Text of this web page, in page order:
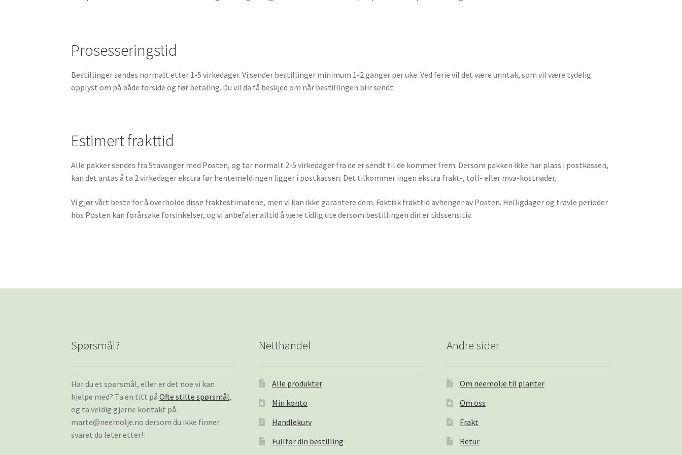
Prosesseringstid
Bestillinger sendes normalt etter 1-5 virkedager. Vi sender bestillinger minimum 1-2 ganger per uke. Ved ferie vil det være unntak, som vil være tydelig
opplyst om på både forside og før betaling. Du vil da få beskjed om når bestillingen blir sendt.
Estimert frakttid
Alle pakker sendes fra Stavanger med Posten, og tar normalt 2-5 virkedager fra de er sendt til de kommer frem. Dersom pakken ikke har plass i postkassen,
kan det antas å ta 2 virkedager ekstra før hentemeldingen ligger i postkassen. Det tilkommer ingen ekstra frakt-, toll- eller mva-kostnader.
Vi gjør vårt beste for å overholde disse fraktestimatene, men vi kan ikke garantere dem. Faktisk frakttid avhenger av Posten. Helligdager og travle perioder
hos Posten kan forårsake forsinkelser, og vi anbefaler alltid å være tidlig ute dersom bestillingen din er tidssensitiv.
Spørsmål?
Har du et spørsmål, eller er det noe vi kan
hjelpe med? Ta en titt påOfte stilte spørsmål,
og ta veldig gjerne kontakt på
marte@neemolje.no dersom du ikke finner
svaret du leter etter!
Netthandel
Alle produkter
Min konto
Handlekurv
Fullfør din bestilling
Andre sider
Om neemolje til planter
Om oss
Frakt
Retur